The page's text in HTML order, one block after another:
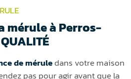
mérule à Perros-
de méruledans votre maison
pas pour agir avant que la